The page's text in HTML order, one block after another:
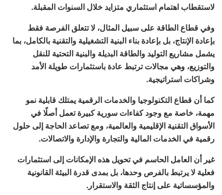
لاستقطاب اهتمام استثماري متزايد خلال السنوات المقبلة.
وفي قطاع الطاقة على سبيل المثال، لا تتعلق الفرصة فقط
بإعادة الإنتاج، بل بإعادة بناء البنية التشغيلية والتقنية بالكامل، بما
يشمل مشاريع التوليد والطاقة البديلة والبنية التحتية للنقل
والتوزيع، وهي مجالات ترتبط عادة باستثمارات طويلة الأمد
وشراكات استراتيجية.
كما أن قطاع التكنولوجيا والخدمات الرقمية يمتلك قابلية نمو
مهمة، خاصة مع وجود كفاءات سورية كبيرة تعمل أصلًا في
الأسواق التقنية الإقليمية والعالمية، ومع تصاعد الحاجة إلى حلول
رقمية في الخدمات المالية والتجارة والإدارة والاتصالات.
غير أن العامل الحاسم في تحويل هذه الإمكانات إلى استثمارات
فعلية لا يرتبط بالفرص وحدها، بل بمدى قدرة البيئة القانونية
والمؤسساتية على إنتاج الثقة والاستقرار.